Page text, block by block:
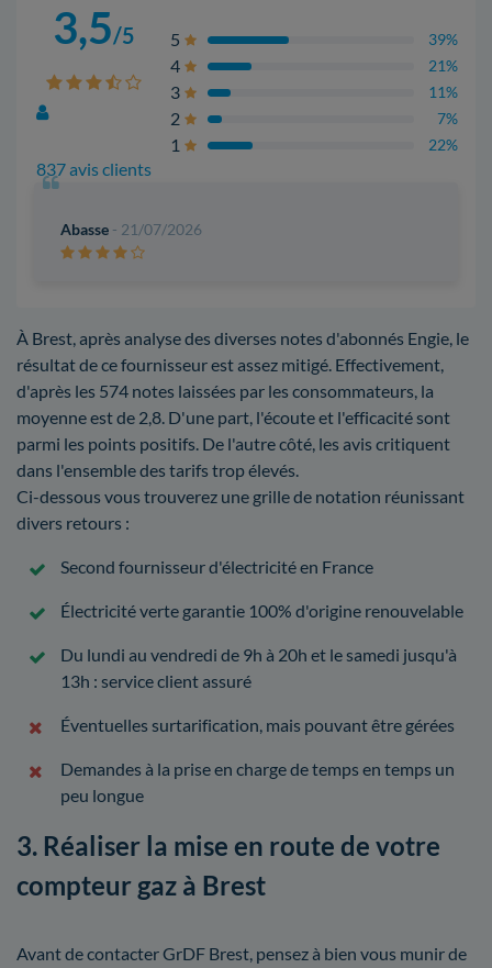
3,5/5
837 avis clients
5 39%
4 21%
3 11%
2 7%
1 22%
Abasse - 21/07/2026
À Brest, après analyse des diverses notes d'abonnés Engie, le
résultat de ce fournisseur est assez mitigé. Effectivement,
d'après les 574 notes laissées par les consommateurs, la
moyenne est de 2,8. D'une part, l'écoute et l'efficacité sont
parmi les points positifs. De l'autre côté, les avis critiquent
dans l'ensemble des tarifs trop élevés.
Ci-dessous vous trouverez une grille de notation réunissant
divers retours :
Second fournisseur d'électricité en France
Électricité verte garantie 100% d'origine renouvelable
Du lundi au vendredi de 9h à 20h et le samedi jusqu'à
13h : service client assuré
Éventuelles surtarification, mais pouvant être gérées
Demandes à la prise en charge de temps en temps un
peu longue
3. Réaliser la mise en route de votre
compteur gaz à Brest
Avant de contacter GrDF Brest, pensez à bien vous munir de